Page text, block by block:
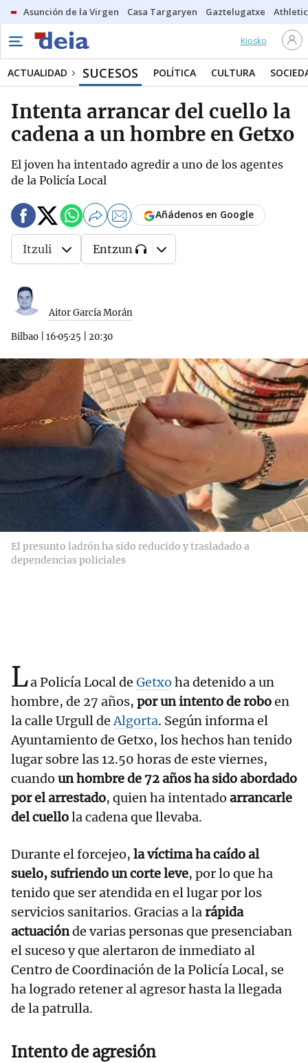
Asunción de la Virgen Casa Targaryen Gaztelugatxe Athletic
Kiosko
ACTUALIDAD SUCESOS POLÍTICA CULTURA
Intenta arrancar del cuello la
cadena a un hombre en Getxo
El joven ha intentado agredir a uno de los agentes
de la Policía Local
Aitor García Morán
Bilbao 16·05·25 20:30
Añádenos en Google
Itzuli Entzun
El presunto ladrón ha sido reducido y trasladado a
dependencias policiales
La Policía Local de Getxo ha detenido a un
hombre, de 27 años, por un intento de roboen
la calle Urgull deAlgorta. Según informa el
Ayuntamiento de Getxo, los hechos han tenido
lugar sobre las 12.50 horas de este viernes,
cuando un hombre de 72 años ha sido abordado
por el arrestado, quien ha intentado arrancarle
del cuellola cadena que llevaba.
Durante el forcejeo, la víctima ha caído al
suelo, sufriendo un corte leve, por lo que ha
tenido que ser atendida en el lugar por los
servicios sanitarios. Gracias a larápida
actuaciónde varias personas que presenciaban
el suceso y que alertaron de inmediato al
Centro de Coordinación de la Policía Local, se
ha logrado retener al agresor hasta la llegada
de la patrulla.
Intento de agresión